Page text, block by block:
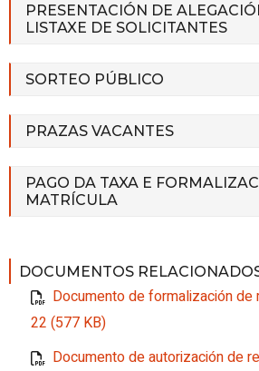
PRESENTACIÓN DE
LISTAXE DE SOLICITANTES
SORTEO PÚBLICO
PRAZAS VACANTES
PAGO DA TAXA E
MATRÍCULA
DOCUMENTOS
Documento de formalización de
22 (577 KB)
Documento de autorización de